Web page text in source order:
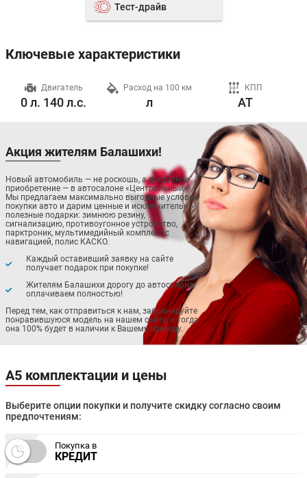
Тест-драйв
Ключевые характеристики
Двигатель
0 л. 140 л.с.
Расход на 100 км
л
КПП
AT
Акция жителям Балашихи!
Новый автомобиль — не роскошь, а доступное
приобретение — в автосалоне «Центральный»!
Мы предлагаем максимально выгодные условия
покупки авто и дарим ценные и исключительно
полезные подарки: зимнюю резину,
сигнализацию, противоугонное устройство,
парктроник, мультимедийный комплекс с
навигацией, полис КАСКО.
Каждый оставивший заявку на сайте
получает подарок при покупке!
Жителям Балашихи дорогу до автосалона
оплачиваем полностью!
Перед тем, как отправиться к нам, забронируйте
понравившуюся модель на нашем сайте, и тогда
она 100% будет в наличии к Вашему приезду.
А5 комплектации и цены
Выберите опции покупки и получите скидку согласно своим
предпочтениям:
Покупка в
КРЕДИТ